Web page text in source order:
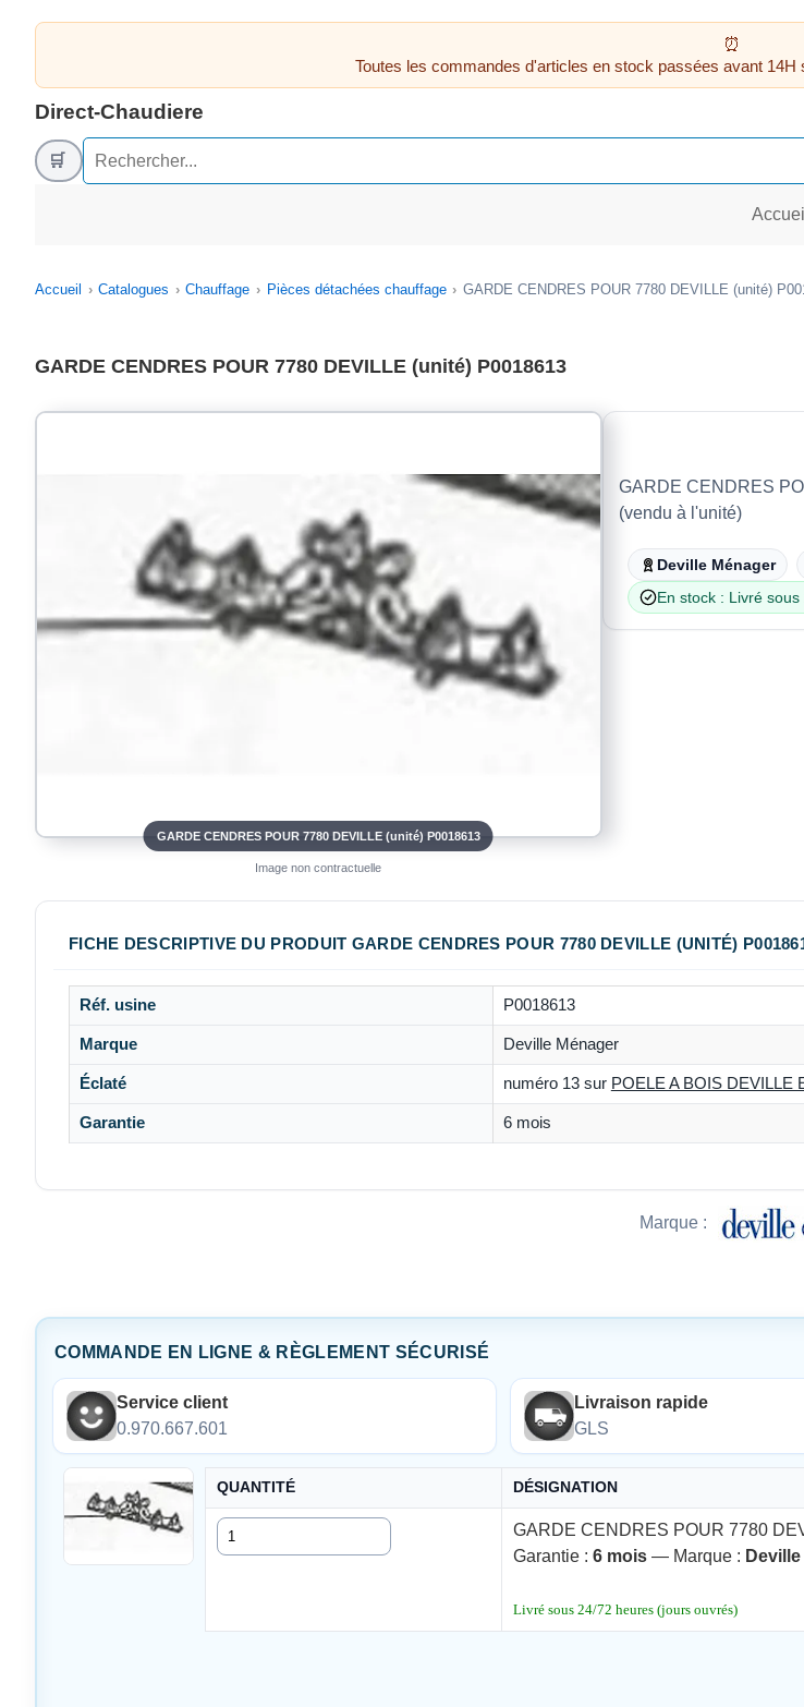
Toutes les commandes d'articles en stock passées avant
Direct-Chaudiere
🛒
Accueil
Accueil Catalogues Chauffage Pièces détachées chauffage GARDE CENDRES POUR 7780 DEVILLE (unité)
GARDE CENDRES POUR 7780 DEVILLE (unité) P0018613
GARDE CENDRES POUR 7780 DEVILLE (unité) P0018613
Image non contractuelle
GARDE CENDRES
(vendu à l'unité)
Deville Ménager
En stock : Livré
FICHE DESCRIPTIVE DU PRODUIT GARDE CENDRES POUR 7780 DEVILLE (UNITÉ)
Réf. usine P0018613
Marque Deville Ménager
Éclaté numéro 13 sur POELE A BOIS DEVILLE
Garantie 6 mois
Marque :
COMMANDE EN LIGNE & RÈGLEMENT SÉCURISÉ
Service client
0.970.667.601
Livraison rapide
GLS
QUANTITÉ DÉSIGNATION
Quantité
GARDE CENDRES POUR 7780
Garantie : 6 mois— Marque :
Livré sous 24/72 heures (jours ouvrés)